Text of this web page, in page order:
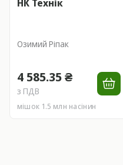
НК Технік
Озимий Ріпак
4 585.35 ₴
з ПДВ
мішок 1.5 млн насінин